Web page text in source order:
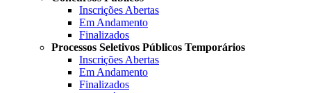
Inscrições Abertas
Em Andamento
Finalizados
Processos Seletivos Públicos Temporários
Inscrições Abertas
Em Andamento
Finalizados